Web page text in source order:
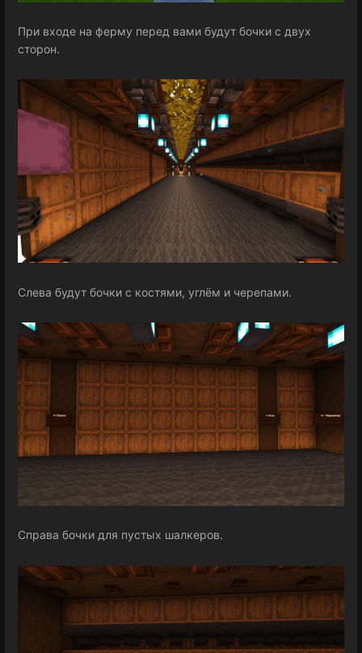
При входе на ферму перед вами будут бочки с двух
сторон.
Слева будут бочки с костями, углём и черепами.
Справа бочки для пустых шалкеров.